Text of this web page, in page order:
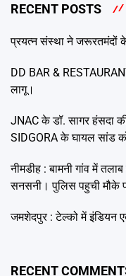
RECENT POSTS
प्रयत्न संस्था ने जरूरतमंदों
DD BAR &
लागू।
JNAC के डॉ. सागर हंसदा
SIDGORA के घायल सांड
नीमडीह : बामनी गांव में
सनसनी। पुलिस पहुची मौके
जमशेदपुर : टेल्को में इंडियन
RECENT